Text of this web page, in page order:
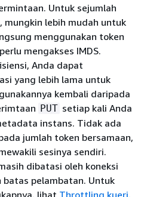
Untuk sejumlah
mungkin lebih mudah untuk
menggunakan token
mengakses IMDS.
Anda dapat
yang lebih lama untuk
kembali daripada
PUT setiap kali Anda
instans. Tidak ada
jumlah token bersamaan,
sesinya sendiri.
dibatasi oleh koneksi
batas pelambatan. Untuk
lihat Throttling kueri.